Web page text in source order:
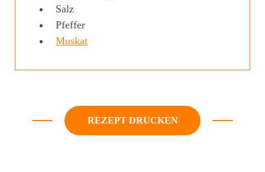
Salz
Pfeffer
Muskat
REZEPT DRUCKEN